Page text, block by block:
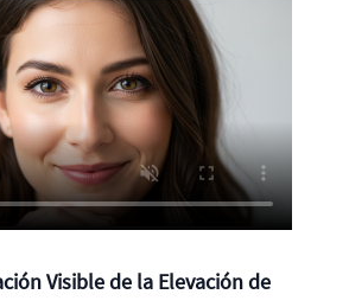
Visible de la Elevación de